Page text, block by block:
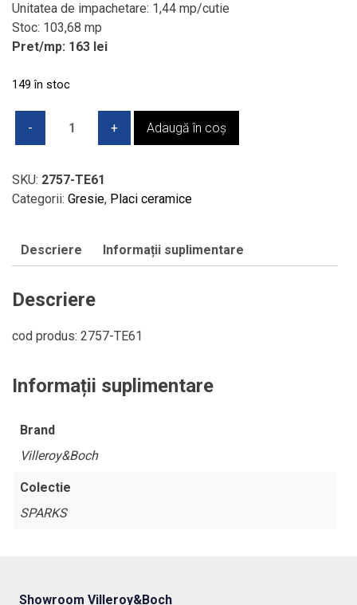
Unitatea de impachetare: 1,44 mp/cutie
Stoc: 103,68 mp
Pret/mp: 163 lei
149 în stoc
Cantitate
–
Villeroy
-
Excellence
-
City
x
cm
Adaugă în coș
SKU: 2757-TE61
Categorii: Gresie, Placi ceramice
Descriere Informații suplimentare
Descriere
cod produs: 2757-TE61
Informații suplimentare
Brand
Villeroy&Boch
Colectie
SPARKS
Showroom Villeroy&Boch